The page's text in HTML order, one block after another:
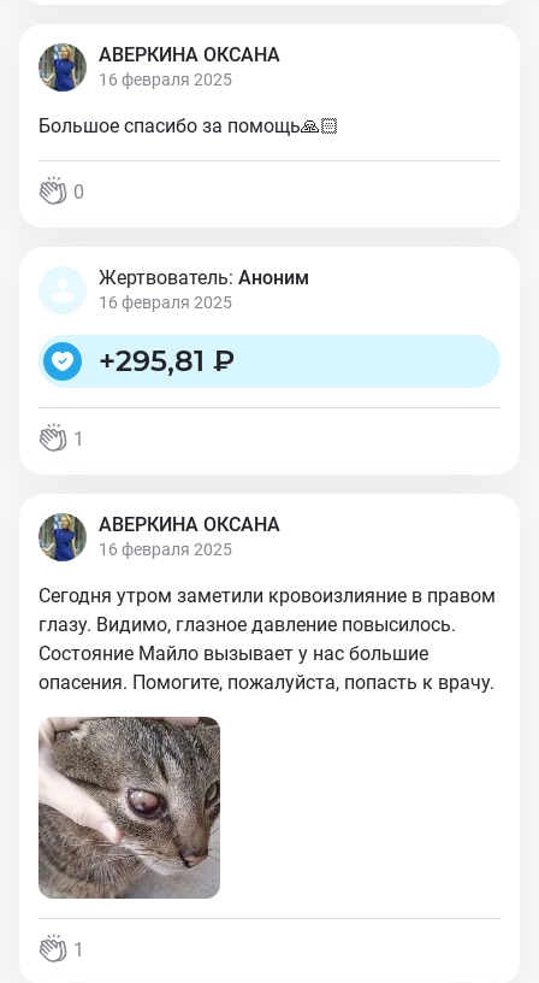
АВЕРКИНА ОКСАНА
16 февраля 2025
Большое спасибо за помощь🙏🏻
0
Жертвователь: Аноним
16 февраля 2025
+295,81 ₽
1
АВЕРКИНА ОКСАНА
16 февраля 2025
Сегодня утром заметили кровоизлияние в правом
глазу. Видимо, глазное давление повысилось.
Состояние Майло вызывает у нас большие
опасения. Помогите, пожалуйста, попасть к врачу.
1